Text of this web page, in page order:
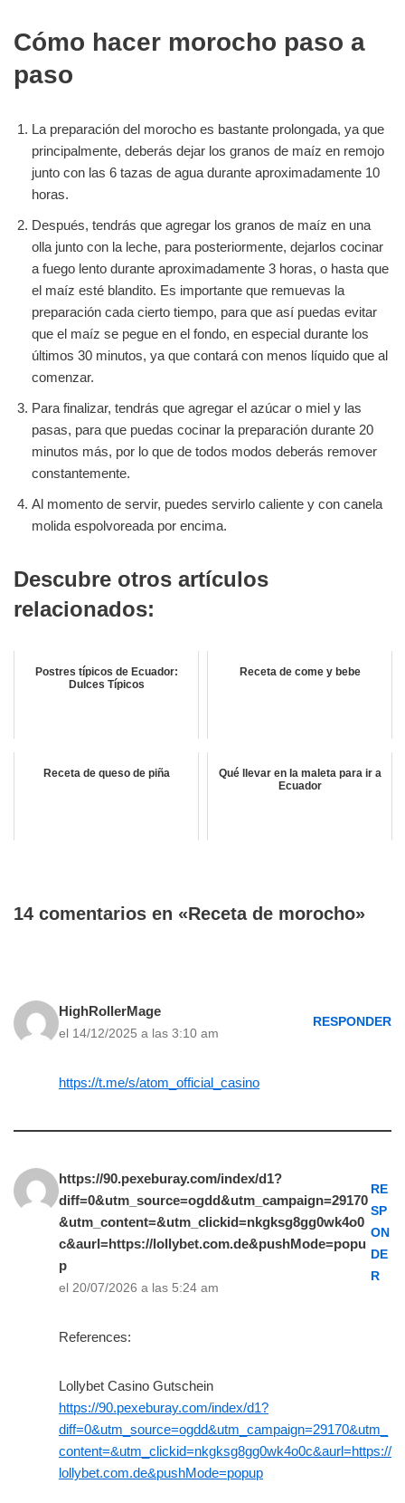
Cómo hacer morocho paso a
paso
La preparación del morocho es bastante prolongada, ya que
principalmente, deberás dejar los granos de maíz en remojo
junto con las 6 tazas de agua durante aproximadamente 10
horas.
Después, tendrás que agregar los granos de maíz en una
olla junto con la leche, para posteriormente, dejarlos cocinar
a fuego lento durante aproximadamente 3 horas, o hasta que
el maíz esté blandito. Es importante que remuevas la
preparación cada cierto tiempo, para que así puedas evitar
que el maíz se pegue en el fondo, en especial durante los
últimos 30 minutos, ya que contará con menos líquido que al
comenzar.
Para finalizar, tendrás que agregar el azúcar o miel y las
pasas, para que puedas cocinar la preparación durante 20
minutos más, por lo que de todos modos deberás remover
constantemente.
Al momento de servir, puedes servirlo caliente y con canela
molida espolvoreada por encima.
Descubre otros artículos
relacionados:
Postres típicos de Ecuador:
Dulces Típicos
Receta de come y bebe
Receta de queso de piña
Qué llevar en la maleta para ir a
Ecuador
14 comentarios en «Receta de morocho»
HighRollerMage
el 14/12/2025 a las 3:10 am
RESPONDER
https://t.me/s/atom_official_casino
https://90.pexeburay.com/index/d1?
diff=0&utm_source=ogdd&utm_campaign=29170
&utm_content=&utm_clickid=nkgksg8gg0wk4o0
c&aurl=https://lollybet.com.de&pushMode=popu
p
el 20/07/2026 a las 5:24 am
RE
SP
ON
DE
R
References:
Lollybet Casino Gutschein
https://90.pexeburay.com/index/d1?
diff=0&utm_source=ogdd&utm_campaign=29170&utm_
content=&utm_clickid=nkgksg8gg0wk4o0c&aurl=https://
lollybet.com.de&pushMode=popup